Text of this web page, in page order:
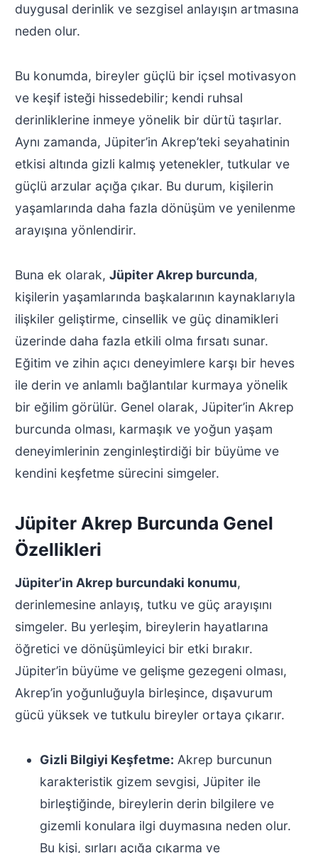
duygusal derinlik ve sezgisel anlayışın artmasına
neden olur.
Bu konumda, bireyler güçlü bir içsel motivasyon
ve keşif isteği hissedebilir; kendi ruhsal
derinliklerine inmeye yönelik bir dürtü taşırlar.
Aynı zamanda, Jüpiter’in Akrep’teki seyahatinin
etkisi altında gizli kalmış yetenekler, tutkular ve
güçlü arzular açığa çıkar. Bu durum, kişilerin
yaşamlarında daha fazla dönüşüm ve yenilenme
arayışına yönlendirir.
Buna ek olarak, Jüpiter Akrep burcunda,
kişilerin yaşamlarında başkalarının kaynaklarıyla
ilişkiler geliştirme, cinsellik ve güç dinamikleri
üzerinde daha fazla etkili olma fırsatı sunar.
Eğitim ve zihin açıcı deneyimlere karşı bir heves
ile derin ve anlamlı bağlantılar kurmaya yönelik
bir eğilim görülür. Genel olarak, Jüpiter’in Akrep
burcunda olması, karmaşık ve yoğun yaşam
deneyimlerinin zenginleştirdiği bir büyüme ve
kendini keşfetme sürecini simgeler.
Jüpiter Akrep Burcunda Genel
Özellikleri
Jüpiter’in Akrep burcundaki konumu,
derinlemesine anlayış, tutku ve güç arayışını
simgeler. Bu yerleşim, bireylerin hayatlarına
öğretici ve dönüşümleyici bir etki bırakır.
Jüpiter’in büyüme ve gelişme gezegeni olması,
Akrep’in yoğunluğuyla birleşince, dışavurum
gücü yüksek ve tutkulu bireyler ortaya çıkarır.
Gizli Bilgiyi Keşfetme: Akrep burcunun
karakteristik gizem sevgisi, Jüpiter ile
birleştiğinde, bireylerin derin bilgilere ve
gizemli konulara ilgi duymasına neden olur.
Bu kişi, sırları açığa çıkarma ve